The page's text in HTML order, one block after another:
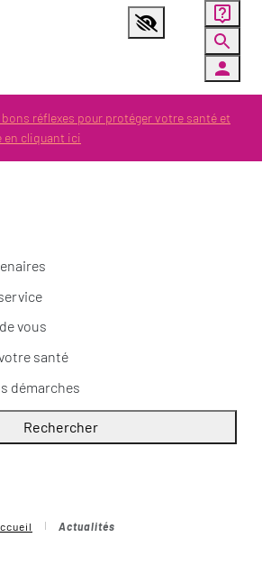
réflexes pour protéger votre santé et
en cliquant ici
Actualités
vous
santé
démarches
Rechercher